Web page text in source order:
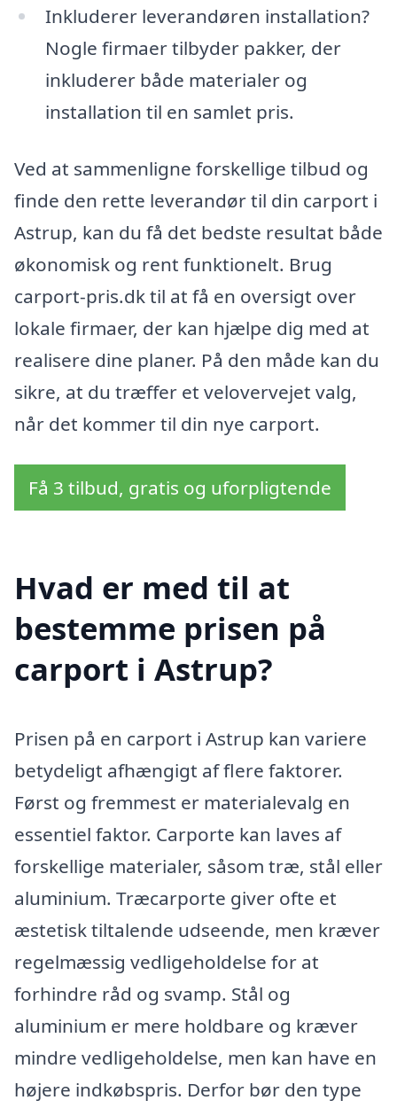
Inkluderer leverandøren installation?
Nogle firmaer tilbyder pakker, der
inkluderer både materialer og
installation til en samlet pris.
Ved at sammenligne forskellige tilbud og
finde den rette leverandør til din carport i
Astrup, kan du få det bedste resultat både
økonomisk og rent funktionelt. Brug
carport-pris.dk til at få en oversigt over
lokale firmaer, der kan hjælpe dig med at
realisere dine planer. På den måde kan du
sikre, at du træffer et velovervejet valg,
når det kommer til din nye carport.
Få 3 tilbud, gratis og uforpligtende
Hvad er med til at
bestemme prisen på
carport i Astrup?
Prisen på en carport i Astrup kan variere
betydeligt afhængigt af flere faktorer.
Først og fremmest er materialevalg en
essentiel faktor. Carporte kan laves af
forskellige materialer, såsom træ, stål eller
aluminium. Træcarporte giver ofte et
æstetisk tiltalende udseende, men kræver
regelmæssig vedligeholdelse for at
forhindre råd og svamp. Stål og
aluminium er mere holdbare og kræver
mindre vedligeholdelse, men kan have en
højere indkøbspris. Derfor bør den type